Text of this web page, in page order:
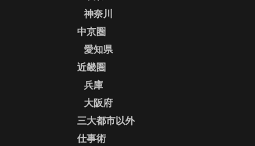
神奈川
中京圏
愛知県
近畿圏
兵庫
大阪府
三大都市以外
仕事術